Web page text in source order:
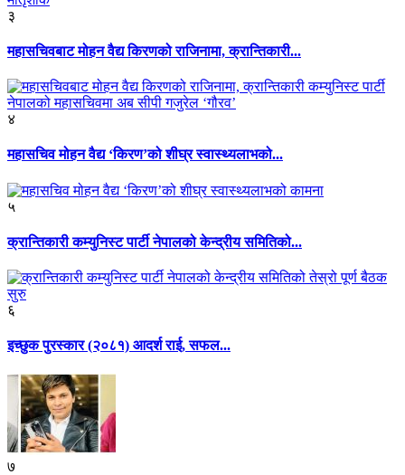
३
महासचिवबाट मोहन वैद्य किरणको राजिनामा, क्रान्तिकारी...
४
महासचिव मोहन वैद्य ‘किरण’को शीघ्र स्वास्थ्यलाभको...
५
क्रान्तिकारी कम्युनिस्ट पार्टी नेपालको केन्द्रीय समितिको...
६
इच्छुक पुरस्कार (२०८१) आदर्श राई, सफल...
७